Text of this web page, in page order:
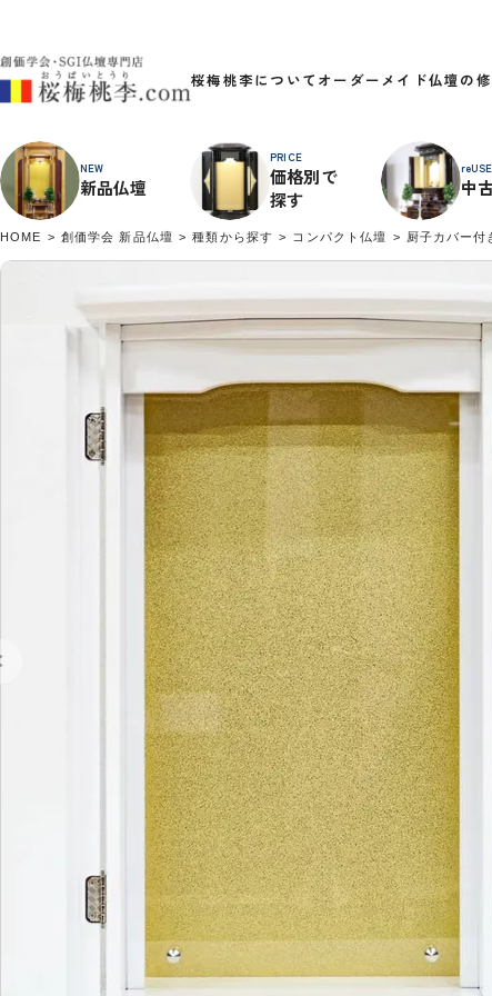
桜梅桃李について オーダーメイド仏壇の
NEW
新品仏壇
PRICE
価格別で
探す
reUSE
中
HOME 創価学会 新品仏壇 種類から探す コンパクト仏壇 厨子カバー付